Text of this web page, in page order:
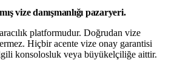
vize danışmanlığı pazaryeri.
platformudur. Doğrudan vize
Hiçbir acente vize onay garantisi
konsolosluk veya büyükelçiliğe aittir.